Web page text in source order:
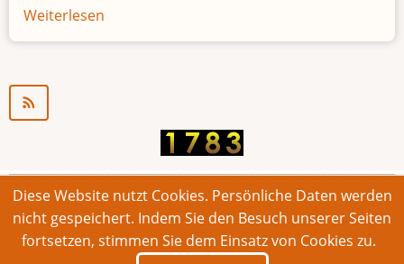
Weiterlesen
Jugendarbeitslosigkeit
© 2026 Bonner Aufruf. Alle Rechte vorbehalten.
Footer
Impressum Kontakt Intern
Diese Website nutzt Cookies. Persönliche Daten werden
nicht gespeichert. Indem Sie den Besuch unserer Seiten
fortsetzen, stimmen Sie dem Einsatz von Cookies zu.